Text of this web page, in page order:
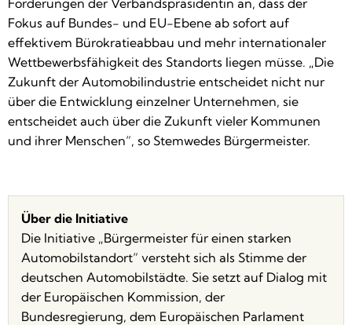
Fokus auf Bundes- und EU-Ebene ab sofort auf
effektivem Bürokratieabbau und mehr internationaler
Wettbewerbsfähigkeit des Standorts liegen müsse. „Die
Zukunft der Automobilindustrie entscheidet nicht nur
über die Entwicklung einzelner Unternehmen, sie
entscheidet auch über die Zukunft vieler Kommunen
und ihrer Menschen“, so Stemwedes Bürgermeister.
Über die Initiative
Die Initiative „Bürgermeister für einen starken
Automobilstandort“ versteht sich als Stimme der
deutschen Automobilstädte. Sie setzt auf Dialog mit
der Europäischen Kommission, der
Bundesregierung, dem Europäischen Parlament